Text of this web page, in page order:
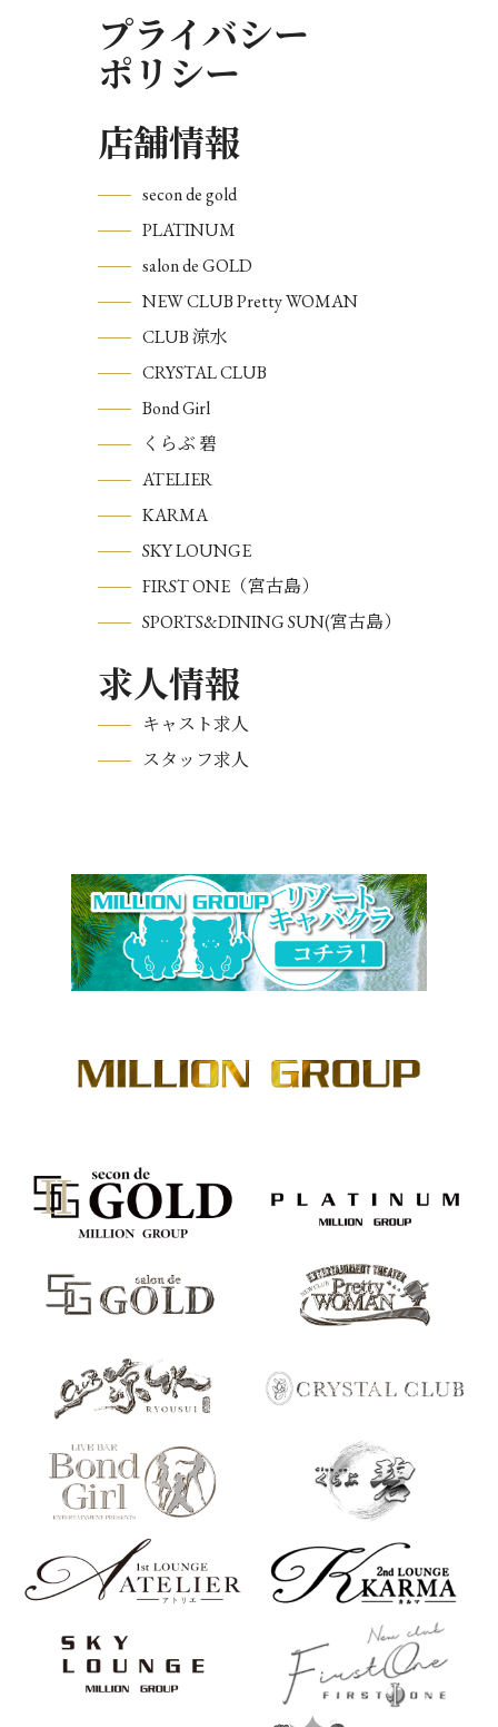
プライバシー
ポリシー
店舗情報
secon de gold
PLATINUM
salon de GOLD
NEW CLUB Pretty WOMAN
CLUB 涼水
CRYSTAL CLUB
Bond Girl
くらぶ 碧
ATELIER
KARMA
SKY LOUNGE
FIRST ONE（宮古島）
SPORTS&DINING SUN(宮古島）
求人情報
キャスト求人
スタッフ求人